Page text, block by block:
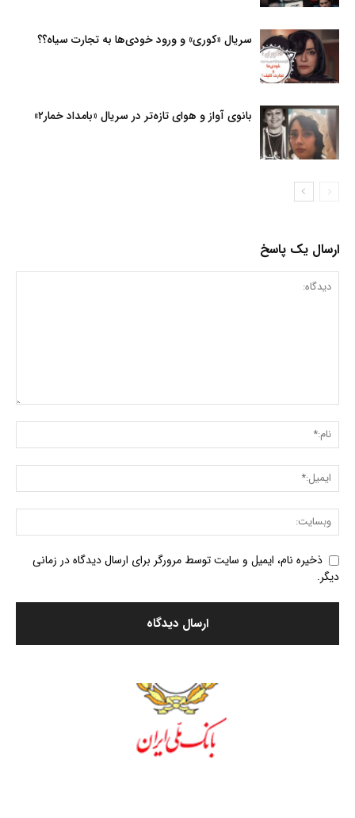
سریال «کوری» و ورود خودی‌ها به تجارت سیاه؟؟
بانوی آواز و هوای تازه‌تر در سریال «بامداد خمار۲»
ارسال یک پاسخ
ذخیره نام، ایمیل و سایت توسط مرورگر برای ارسال دیدگاه در زمانی
دیگر.